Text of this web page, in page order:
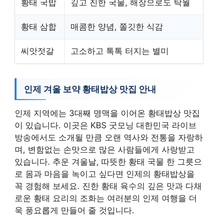
황태 국밥 깊고 진한 국물, 해장으로도 탁월
황태 삼합 매콤한 양념, 쫄깃한 식감
씨앗젓갈 고소하고 톡톡 터지는 별미
인제 겨울 보약 황태밥상 맛집 안내
인제 지역에는 3대째 명맥을 이어온 황태밥상 맛집
이 있습니다. 이곳은 KBS 굿모닝 대한민국 라이브
방송에서도 소개될 만큼 오랜 역사와 전통을 자랑하
며, 변함없는 손맛으로 많은 사람들에게 사랑받고
있습니다. 추운 겨울날, 따뜻한 황태 국물 한 그릇으
로 몸과 마음을 녹이고 싶다면 인제의 황태밥상을
꼭 경험해 보세요. 진한 황태 육수의 깊은 맛과 다채
로운 황태 요리의 조화는 여러분의 인제 여행을 더
욱 풍요롭게 만들어 줄 것입니다.